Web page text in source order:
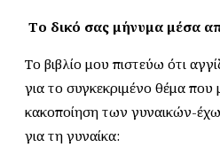
Το δικό σας μήνυμα μέσα
Το βιβλίο μου πιστεύω ότι
για το συγκεκριμένο θέμα που
κακοποίηση των γυναικών-
για τη γυναίκα: